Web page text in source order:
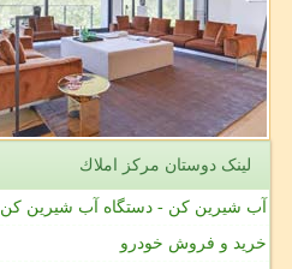
لینک دوستان مركز املاك
آب شیرین کن - دستگاه آب شیرین کن
خرید و فروش خودرو